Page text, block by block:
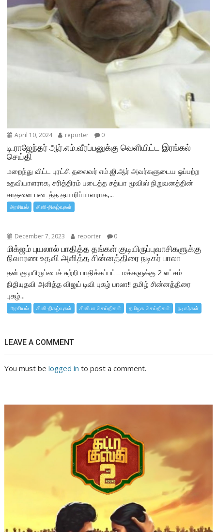
April 10, 2024 reporter 0
டி.ராஜேந்தர் ஆர்.எம்.வீரப்பனுக்கு வெளியிட்ட இரங்கல்
செய்தி
மறைந்து விட்ட புரட்சி தலைவர் எம்.ஜி.ஆர் அவர்களுடைய ஒப்பற்ற
உதவியாளராக, சரித்திரம் படைத்த சத்யா மூவிஸ் நிறுவனத்தின்
சாதனை படைத்த தயாரிப்பாளராக,...
அரசியல் சினி-நிகழ்வுகள்
December 7, 2023 reporter 0
மிக்ஜம் புயலால் பாதித்த தங்கள் குடியிருப்புவாசிகளுக்கு
நிவாரண உதவி அளித்த சின்னத்திரை நடிகர் பாலா
தன் குடியிருப்பைச் சுற்றி பாதிக்கப்பட்ட மக்களுக்கு 2 லட்சம்
நிதியுதவி அளித்த விஜய் டிவி புகழ் பாலா!! தமிழ் சின்னத்திரை
புகழ்...
அரசியல் சினி-நிகழ்வுகள் சினிமா செய்திகள் தமிழக செய்திகள் நடிகர்கள்
LEAVE A COMMENT
You must belogged in to post a comment.